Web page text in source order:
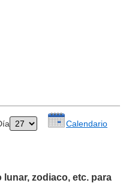
Calendario
zodiaco, etc. para